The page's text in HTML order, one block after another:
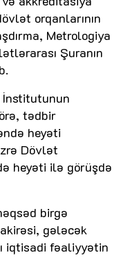
orqanlarının
Metrologiya
Şuranın
tədbir
heyəti
Dövlət
heyəti ilə görüşdə
birgə
gələcək
iqtisadi fəaliyyətin